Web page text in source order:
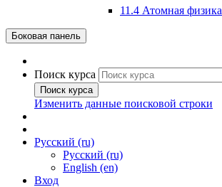
11.4 Атомная физика
Боковая панель
Поиск курса
Поиск курса
Изменить данные поисковой строки
Русский ‎(ru)‎
Русский ‎(ru)‎
English ‎(en)‎
Вход